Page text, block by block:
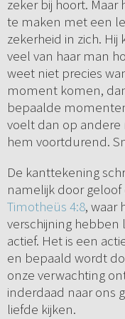
zeker bij hoort.
te maken met een
zekerheid in zich.
veel van haar man
weet niet precies
moment komen,
bepaalde
voelt dan op
hem voortdurend.
De kanttekening
namelijk door
Timotheüs 4:8, waar
verschijning hebben
actief. Het is een
en bepaald wordt
onze verwachting
inderdaad naar ons
liefde kijken.